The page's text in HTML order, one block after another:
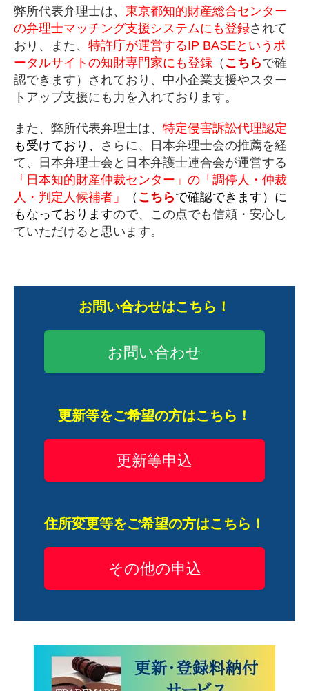
弊所代表弁理士は、 東京都知的財産総合センター
の弁理士マッチング支援システムにも登録されて
おり、また、 特許庁が運営するIP BASEというポ
ータルサイトの知財専門家にも登録 （ こちらで確
認できます）されており、中小企業支援やスター
トアップ支援にも力を入れております。
また、弊所代表弁理士は、 特定侵害訴訟代理認定
も受けており、 さらに、日本弁理士会の推薦を経
て、日本弁理士会と日本弁護士連合会が運営する
「日本知的財産仲裁センター」の「調停人・仲裁
人・判定人候補者」
（ こちらで確認できます）に
もなっておりますので、この点でも信頼・安心し
ていただけると思います。
お問い合わせはこちら！
お問い合わせ
更新等をご希望の方はこちら！
更新等申込
住所変更等をご希望の方はこちら！
その他の申込